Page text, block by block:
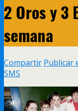
2 Oros y 3
semana
Compartir Publicar
SMS